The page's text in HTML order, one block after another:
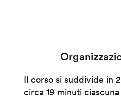
Il corso si suddivide in
circa 19 minuti ciascuna